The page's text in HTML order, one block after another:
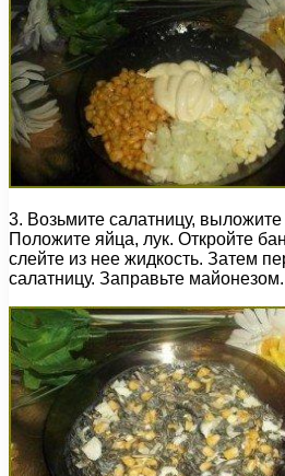
3. Возьмите салатницу, выложите
Положите яйца, лук. Откройте
слейте из нее жидкость. Затем
салатницу. Заправьте майонезом.